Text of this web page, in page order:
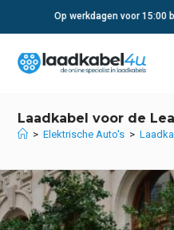
Op werkdagen voor 15:00
Laadkabel voor de
> Elektrische Auto's >